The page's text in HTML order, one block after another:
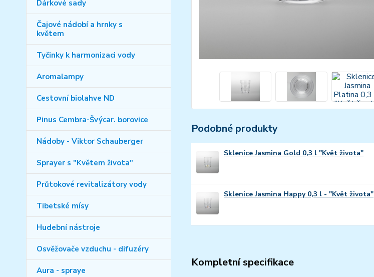
Dárkové sady
Čajové nádobí a hrnky s
květem
Tyčinky k harmonizaci vody
Aromalampy
Cestovní biolahve ND
Pinus Cembra-Švýcar. borovice
Nádoby - Viktor Schauberger
Sprayer s "Květem života"
Průtokové revitalizátory vody
Tibetské mísy
Hudební nástroje
Osvěžovače vzduchu - difuzéry
Aura - spraye
Podobné produkty
Sklenice Jasmina Gold 0,3 l "Květ života"
Sklenice Jasmina Happy 0,3 l - "Květ života"
Kompletní specifikace